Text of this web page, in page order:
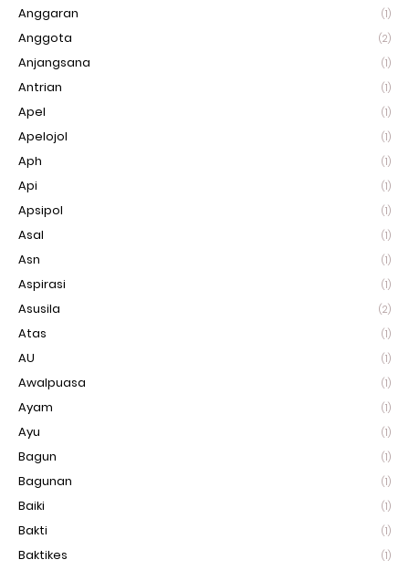
Anggaran (1)
Anggota (2)
Anjangsana (1)
Antrian (1)
Apel (1)
Apelojol (1)
Aph (1)
Api (1)
Apsipol (1)
Asal (1)
Asn (1)
Aspirasi (1)
Asusila (2)
Atas (1)
AU (1)
Awalpuasa (1)
Ayam (1)
Ayu (1)
Bagun (1)
Bagunan (1)
Baiki (1)
Bakti (1)
Baktikes (1)